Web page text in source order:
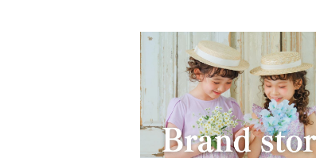
中部